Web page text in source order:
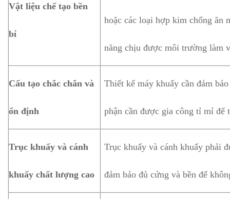
Vật liệu chế tạo bền
bỉ
hoặc các loại hợp kim chống ăn
năng chịu được môi trường làm
Cấu tạo chắc chắn và
ổn định
Thiết kế máy khuấy cần đảm
phận cần được gia công tỉ mỉ để
Trục khuấy và cánh
khuấy chất lượng cao
Trục khuấy và cánh khuấy phải
đảm bảo đủ cứng và bền để